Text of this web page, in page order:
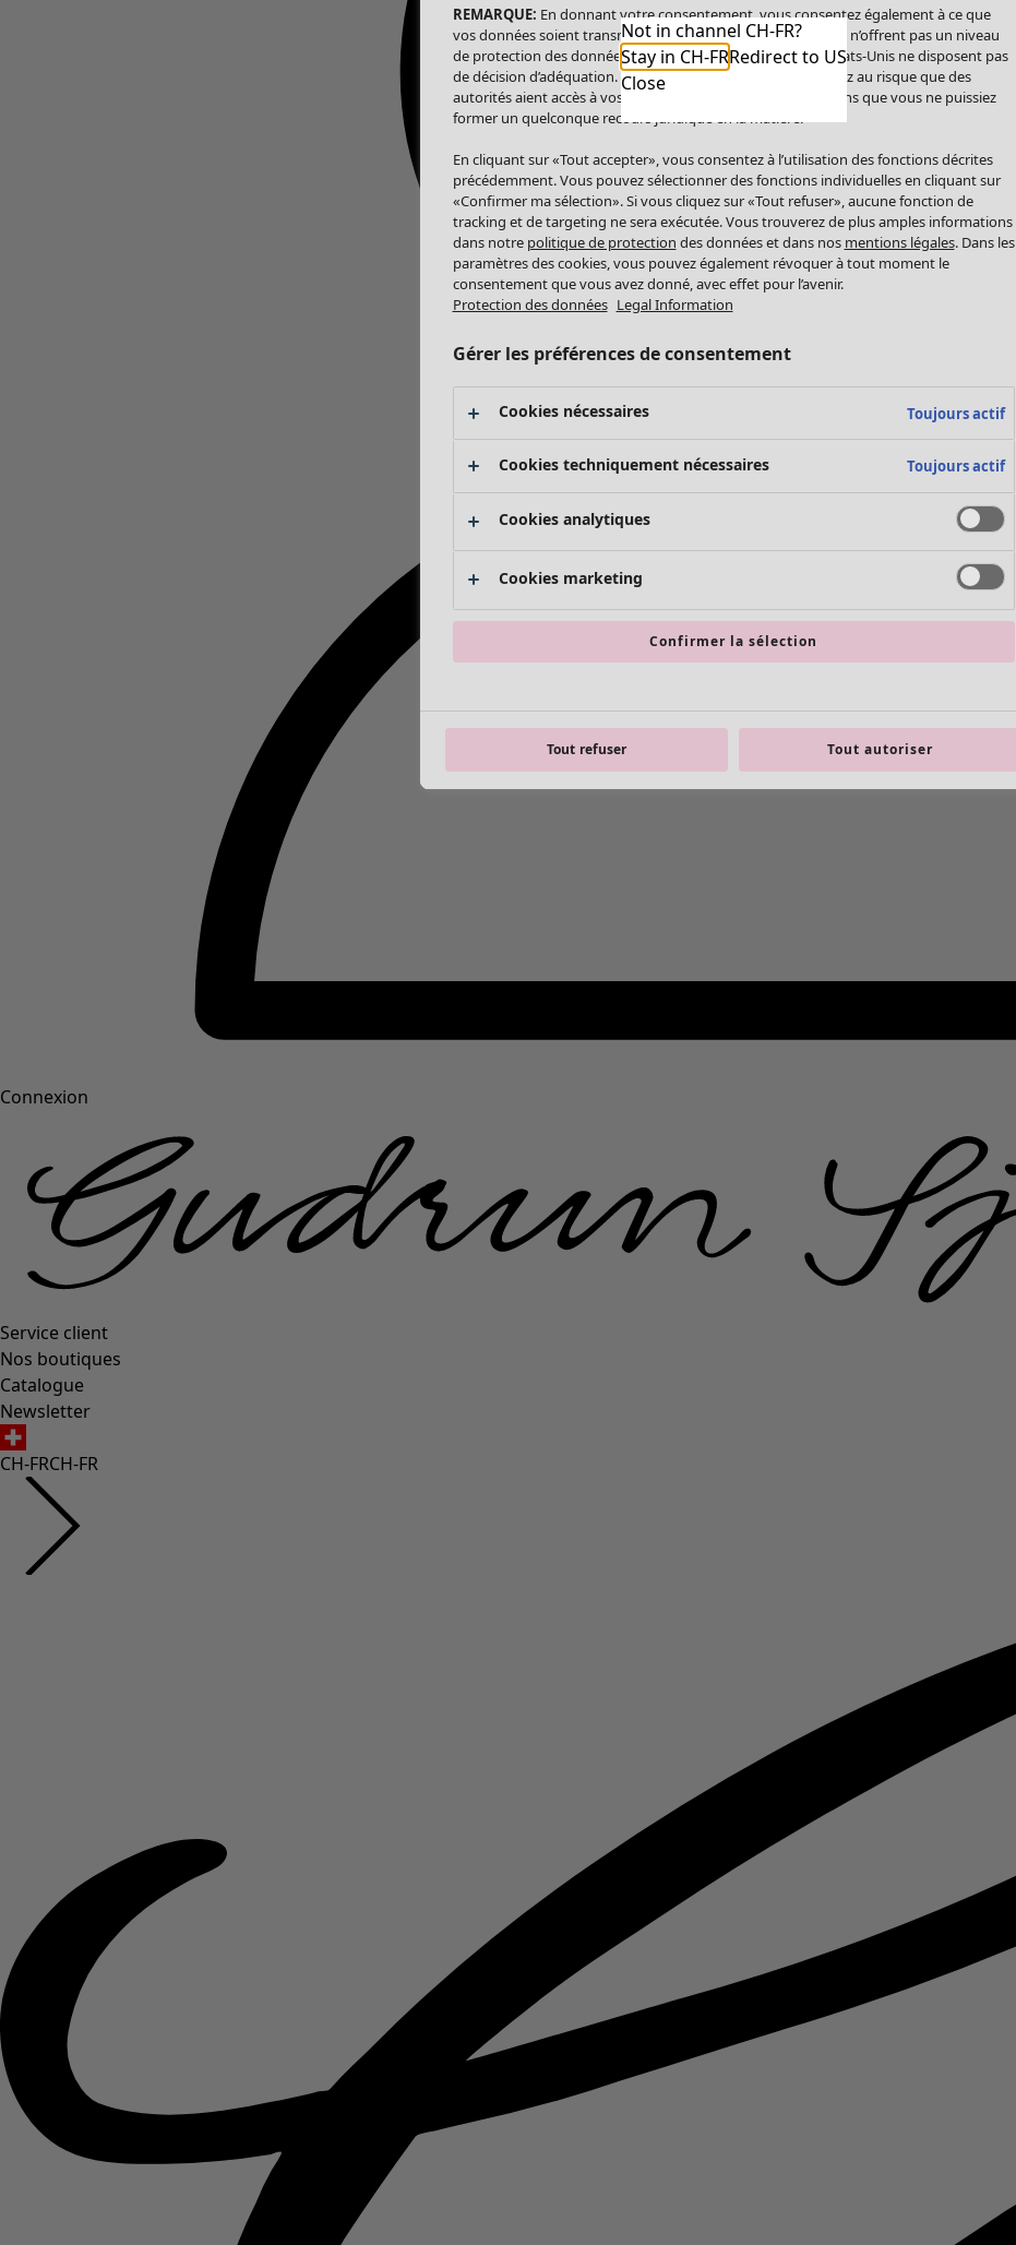
Connexion
Service client
Nos boutiques
Catalogue
Newsletter
CH-FRCH-FR
Not in channel CH-FR?
Stay in CH-FRRedirect to US
Close
REMARQUE: En donnant votre consentement, vous consentez également à ce que
vos données soient transmises aux États-Unis. Les États-Unis n’offrent pas un niveau
de protection des données comparable à celui de l’UE. Les États-Unis ne disposent pas
de décision d’adéquation. Par conséquent, vous vous exposez au risque que des
autorités aient accès à vos données à caractère personnel sans que vous ne puissiez
former un quelconque recours juridique en la matière.
En cliquant sur «Tout accepter», vous consentez à l’utilisation des fonctions décrites
précédemment. Vous pouvez sélectionner des fonctions individuelles en cliquant sur
«Confirmer ma sélection». Si vous cliquez sur «Tout refuser», aucune fonction de
tracking et de targeting ne sera exécutée. Vous trouverez de plus amples informations
dans notre politique de protection des données et dans nos mentions légales. Dans les
paramètres des cookies, vous pouvez également révoquer à tout moment le
consentement que vous avez donné, avec effet pour l’avenir.
Protection des données Legal Information
Gérer les préférences de consentement
Cookies nécessaires Toujours actif
Cookies techniquement nécessaires Toujours actif
Cookies analytiques
Cookies marketing
Confirmer la sélection
Tout refuser Tout autoriser